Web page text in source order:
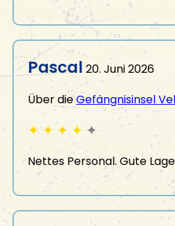
Pascal 20. Juni 2026
Über dieGefängnisinsel
✦ ✦ ✦ ✦ ✦
Nettes Personal. Gute